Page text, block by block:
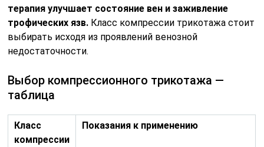
терапия улучшает состояние вен и заживление
трофических язв. Класс компрессии трикотажа стоит
выбирать исходя из проявлений венозной
недостаточности.
Выбор компрессионного трикотажа —
таблица
Класс
компрессии
Показания к применению